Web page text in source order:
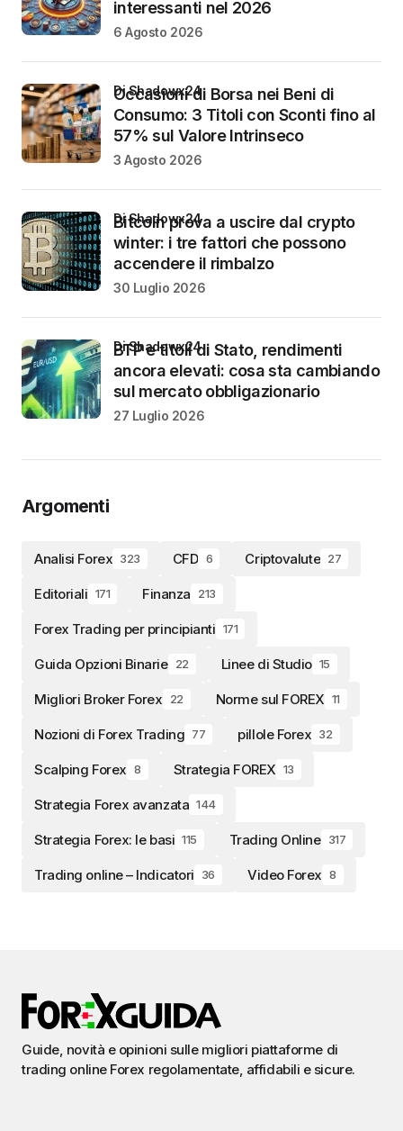
interessanti nel 2026
6 Agosto 2026
Occasioni di Borsa nei Beni di
Consumo: 3 Titoli con Sconti fino al
57% sul Valore Intrinseco
di Shadowx24
3 Agosto 2026
Bitcoin prova a uscire dal crypto
winter: i tre fattori che possono
accendere il rimbalzo
di Shadowx24
30 Luglio 2026
BTP e titoli di Stato, rendimenti
ancora elevati: cosa sta cambiando
sul mercato obbligazionario
di Shadowx24
27 Luglio 2026
Argomenti
Analisi Forex 323 CFD 6 Criptovalute 27
Editoriali 171 Finanza 213
Forex Trading per principianti 171
Guida Opzioni Binarie 22 Linee di Studio 15
Migliori Broker Forex 22 Norme sul FOREX 11
Nozioni di Forex Trading 77 pillole Forex 32
Scalping Forex 8 Strategia FOREX 13
Strategia Forex avanzata 144
Strategia Forex: le basi 115 Trading Online 317
Trading online – Indicatori 36 Video Forex 8
Guide, novità e opinioni sulle migliori piattaforme di
trading online Forex regolamentate, affidabili e sicure.